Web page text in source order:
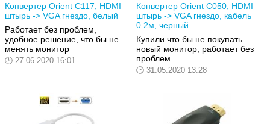
Конвертер Orient C117, HDMI
штырь -> VGA гнездо, белый
Работает без проблем,
удобное решение, что бы не
менять монитор
27.06.2020 16:01
Конвертер Orient C050, HDMI
штырь -> VGA гнездо, кабель
0.2м, черный
Купили что бы не покупать
новый монитор, работает без
проблем
31.05.2020 13:28